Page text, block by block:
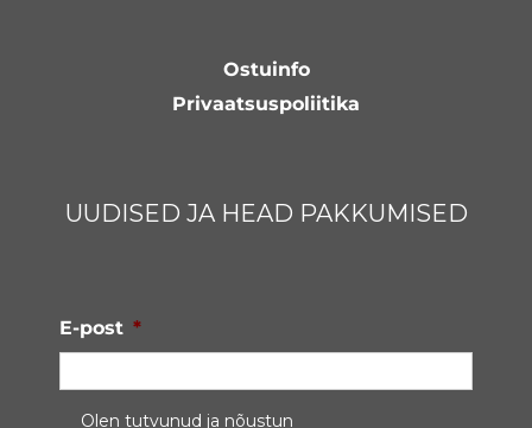
Ostuinfo
Privaatsuspoliitika
UUDISED JA HEAD PAKKUMISED
E-post *
Privaatsustingimused *
Olen tutvunud ja nõustun